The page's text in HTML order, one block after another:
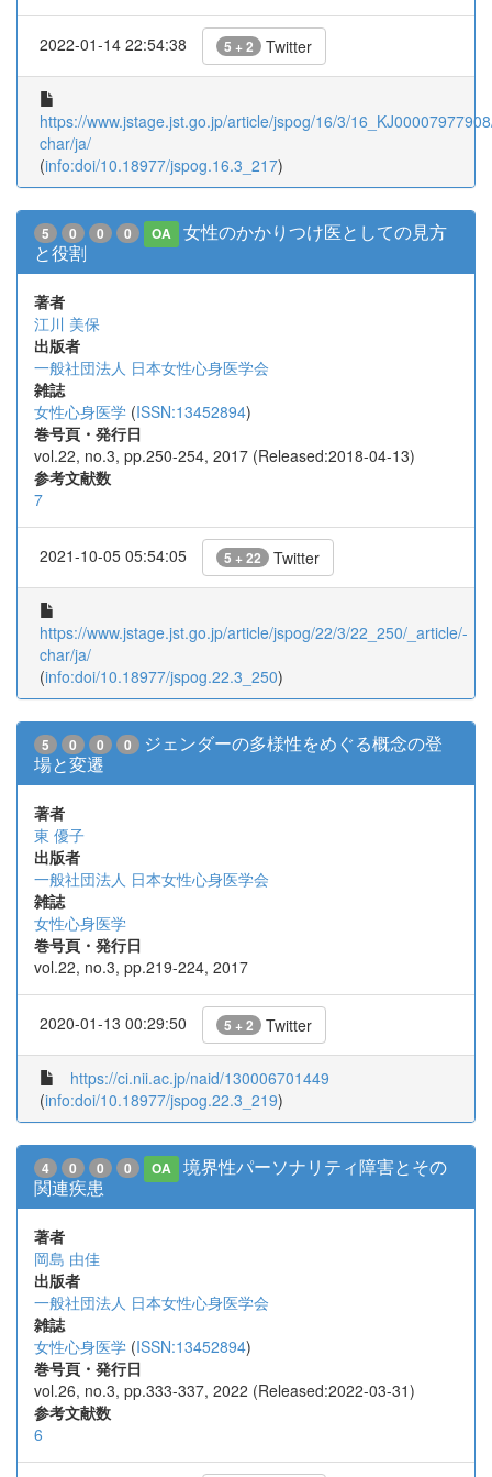
2022-01-14 22:54:38 5 + 2 Twitter
https://www.jstage.jst.go.jp/article/jspog/16/3/
char/ja/
(info:doi/10.18977/jspog.16.3_217)
5 0 0 0 OA
女性のかかりつけ医としての見方
と役割
著者
江川 美保
出版者
一般社団法人 日本女性心身医学会
雑誌
女性心身医学 (ISSN:13452894)
巻号頁・発行日
vol.22, no.3, pp.250-254, 2017 (Released:2018-04-13)
参考文献数
7
2021-10-05 05:54:05 5 + 22 Twitter
https://www.jstage.jst.go.jp/article/jspog/22/3/22_250/_article/-
char/ja/
(info:doi/10.18977/jspog.22.3_250)
5 0 0 0
ジェンダーの多様性をめぐる概念の登
場と変遷
著者
東 優子
出版者
一般社団法人 日本女性心身医学会
雑誌
女性心身医学
巻号頁・発行日
vol.22, no.3, pp.219-224, 2017
2020-01-13 00:29:50 5 + 2 Twitter
https://ci.nii.ac.jp/naid/130006701449
(info:doi/10.18977/jspog.22.3_219)
4 0 0 0 OA
境界性パーソナリティ障害とその
関連疾患
著者
岡島 由佳
出版者
一般社団法人 日本女性心身医学会
雑誌
女性心身医学 (ISSN:13452894)
巻号頁・発行日
vol.26, no.3, pp.333-337, 2022 (Released:2022-03-31)
参考文献数
6